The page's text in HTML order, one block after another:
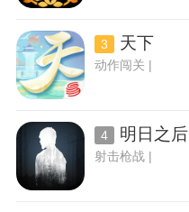
3 天下
动作闯关 |
4 明日之后
射击枪战 |